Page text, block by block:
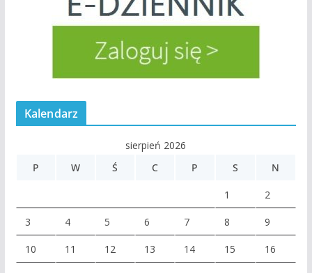
Kalendarz
sierpień 2026
P
W Ś C P S N
1 2
3 4 5 6 7 8 9
10 11 12 13 14 15 16